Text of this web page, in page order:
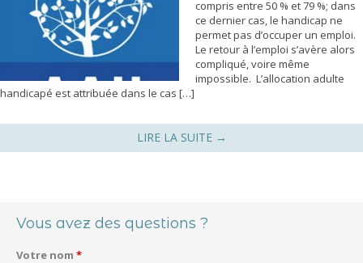
compris entre 50 % et 79 %; dans
ce dernier cas, le handicap ne
permet pas d’occuper un emploi.
Le retour à l’emploi s’avère alors
compliqué, voire même
impossible. L’allocation adulte
handicapé est attribuée dans le cas […]
LIRE LA SUITE →
Vous avez des questions ?
Votre nom *